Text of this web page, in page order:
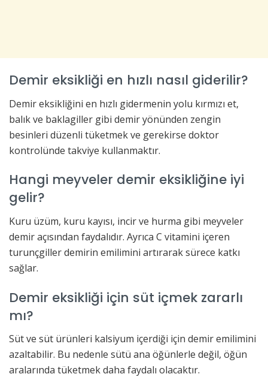
Demir eksikliği en hızlı nasıl giderilir?
Demir eksikliğini en hızlı gidermenin yolu kırmızı et,
balık ve baklagiller gibi demir yönünden zengin
besinleri düzenli tüketmek ve gerekirse doktor
kontrolünde takviye kullanmaktır.
Hangi meyveler demir eksikliğine iyi
gelir?
Kuru üzüm, kuru kayısı, incir ve hurma gibi meyveler
demir açısından faydalıdır. Ayrıca C vitamini içeren
turunçgiller demirin emilimini artırarak sürece katkı
sağlar.
Demir eksikliği için süt içmek zararlı
mı?
Süt ve süt ürünleri kalsiyum içerdiği için demir emilimini
azaltabilir. Bu nedenle sütü ana öğünlerle değil, öğün
aralarında tüketmek daha faydalı olacaktır.